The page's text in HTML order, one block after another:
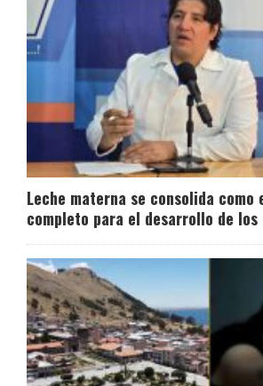
Leche materna se consolida como
completo para el desarrollo de